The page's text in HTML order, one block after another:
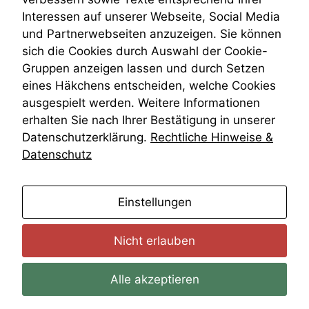
Wiederherstellungsanordnung
Zivilprozessordnung
ZPO
Zustellfiktion
Zuständigkeit
Öffentliches Personalrecht
Öffentlichkeitsprinzip
Interessen auf unserer Webseite, Social Media
und Partnerwebseiten anzuzeigen. Sie können
sich die Cookies durch Auswahl der Cookie-
Gruppen anzeigen lassen und durch Setzen
eines Häkchens entscheiden, welche Cookies
ausgespielt werden. Weitere Informationen
erhalten Sie nach Ihrer Bestätigung in unserer
Datenschutzerklärung. Rechtliche Hinweise &
Datenschutz
Einstellungen
Nicht erlauben
Alle akzeptieren
Funktionalität
Einige
Funktionen auf
dieser Website
sind optional.
Wenn Sie
diese Option
deaktivieren,
zu 100%
funktionieren.
Marketing
Wir speichern
um interne
marketingtechnische